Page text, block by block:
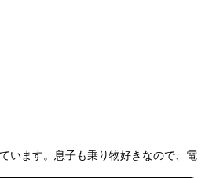
います。息子も乗り物好きなので、電